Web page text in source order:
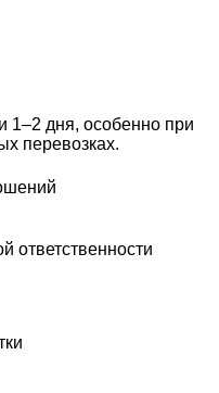
1–2 дня, особенно при
перевозках.
ответственности